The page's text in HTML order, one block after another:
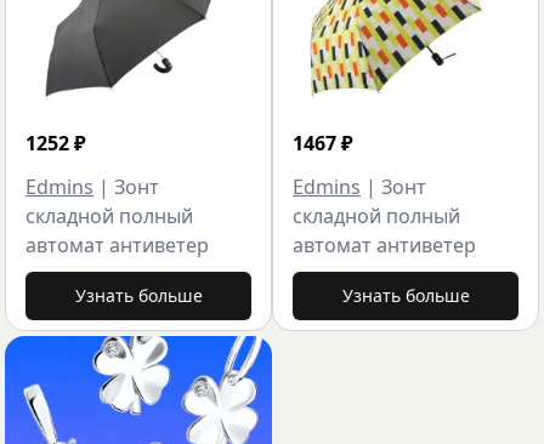
1252₽
Edmins | Зонт
складной полный
автомат антиветер
Узнать больше
1467₽
Edmins | Зонт
складной полный
автомат антиветер
Узнать больше